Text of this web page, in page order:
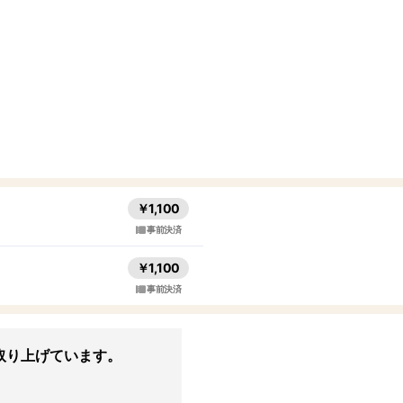
￥1,100
事前決済
￥1,100
事前決済
上げています。